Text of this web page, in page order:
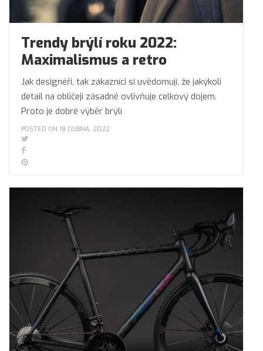
Trendy brýlí roku 2022:
Maximalismus a retro
Jak designéři, tak zákazníci si uvědomují, že jakýkoli
detail na obličeji zásadně ovlivňuje celkový dojem.
Proto je dobré výběr brýlí
POSTED ON 18 DUBNA, 2022